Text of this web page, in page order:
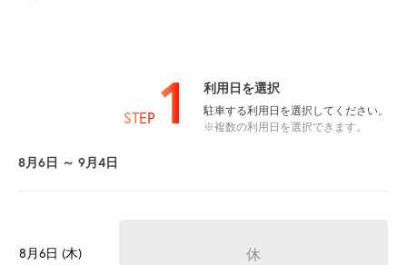
STEP 1 利用日を選択
駐車する利用日を選択してください。
※複数の利用日を選択できます。
8月6日 ～ 9月4日
8月6日 (木) 休